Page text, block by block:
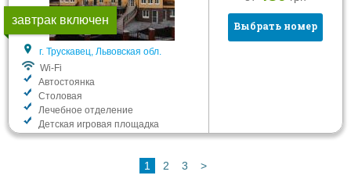
1 2 3 >
завтрак включен
г. Трускавец, Львовская обл.
Wi-Fi
Автостоянка
Столовая
Лечебное отделение
Детская игровая площадка
Выбрать номер